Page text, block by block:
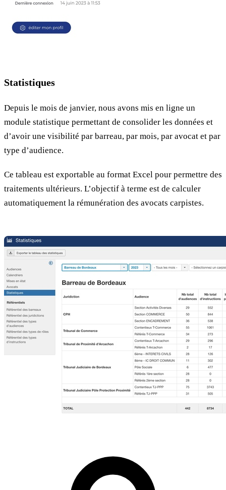
Statistiques
Depuis le mois de janvier, nous avons mis en ligne un
module statistique permettant de consolider les données et
d’avoir une visibilité par barreau, par mois, par avocat et par
type d’audience.
Ce tableau est exportable au format Excel pour permettre des
traitements ultérieurs. L’objectif à terme est de calculer
automatiquement la rémunération des avocats carpistes.